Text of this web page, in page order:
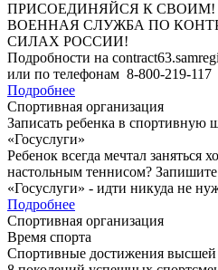
ПРИСОЕДИНЯЙСЯ К СВОИМ!
ВОЕННАЯ СЛУЖБА ПО
СИЛАХ РОССИИ!
Подробности на
или по телефонам 8-800-219-117
Подробнее
Спортивная организация
Записать ребенка в спортивную
«Госуслуги»
Ребенок всегда мечтал заняться
настольным теннисом?
«Госуслуги» - идти никуда не
Подробнее
Спортивная организация
Время спорта
Спортивные достижения